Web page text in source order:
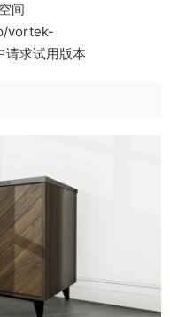
间
vortek-
求试用版本